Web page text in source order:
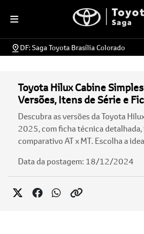
DF: Saga Toyota Brasília Colorado
Toyota Hilux Cabine
Versões, Itens de Série e
Descubra as versões da Toyota
2025, com ficha técnica detalhada,
comparativo AT x MT. Escolha a
Data da postagem: 18/12/2024